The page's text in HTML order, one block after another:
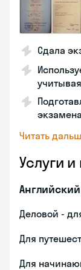
Сдала
Читать
Услуги
Деловой -
Для
Для